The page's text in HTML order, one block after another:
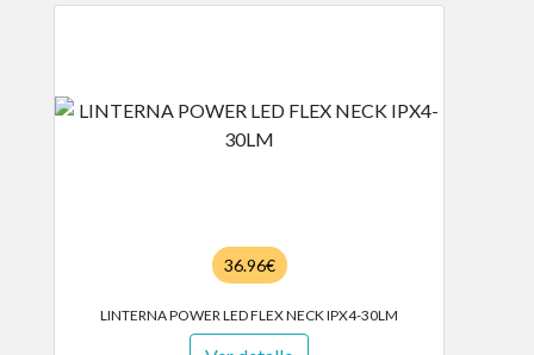
36.96€
LINTERNA POWER LED FLEX NECK IPX4-30LM